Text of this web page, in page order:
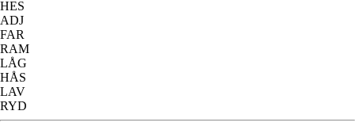
HES
ADJ
FAR
RAM
LÅG
HÅS
LAV
RYD